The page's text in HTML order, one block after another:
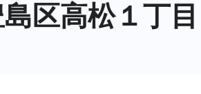
区高松１丁目